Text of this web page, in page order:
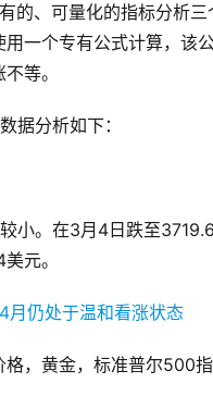
的、可量化的指标分析
一个专有公式计算，该
等。
据分析如下：
小。在3月4日跌至
元。
格，黄金，标准普尔500